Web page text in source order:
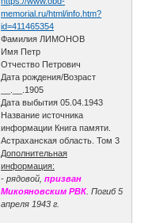
memorial.ru/html/info.htm?
id=411465354
Фамилия ЛИМОНОВ
Имя Петр
Отчество Петрович
Дата рождения/Возраст
__.__.1905
Дата выбытия 05.04.1943
Название источника
информации Книга памяти.
Астраханская область. Том 3
Дополнительная
информация:
- рядовой,призван
Микояновским РВК . Погиб 5
апреля 1943 г.